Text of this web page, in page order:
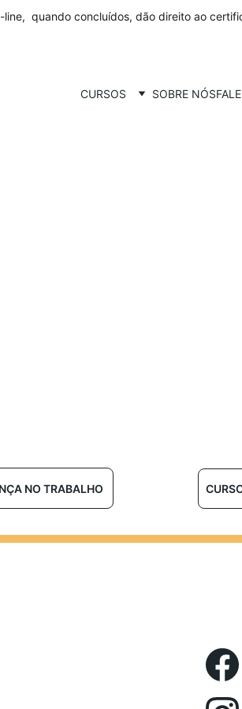
line,  quando concluídos, dão direito ao
CURSOS SOBRE NÓS
NO TRABALHO